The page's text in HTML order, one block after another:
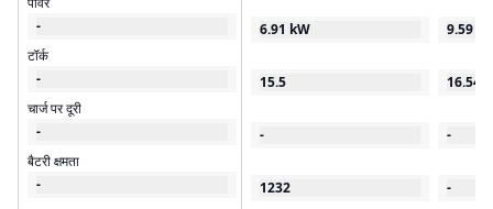
-
टॉर्क
-
चार्ज पर दूरी
-
बैटरी क्षमता
-
6.91 kW
15.5
-
1232
9.59
16.54
-
-